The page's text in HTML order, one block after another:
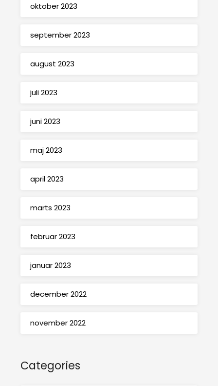
oktober 2023
september 2023
august 2023
juli 2023
juni 2023
maj 2023
april 2023
marts 2023
februar 2023
januar 2023
december 2022
november 2022
Categories